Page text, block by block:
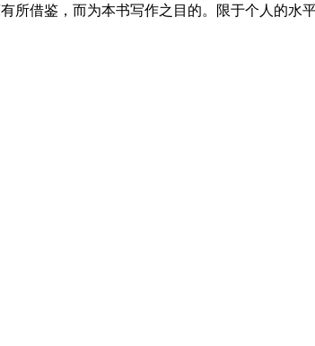
借鉴，而为本书写作之目的。限于个人的水